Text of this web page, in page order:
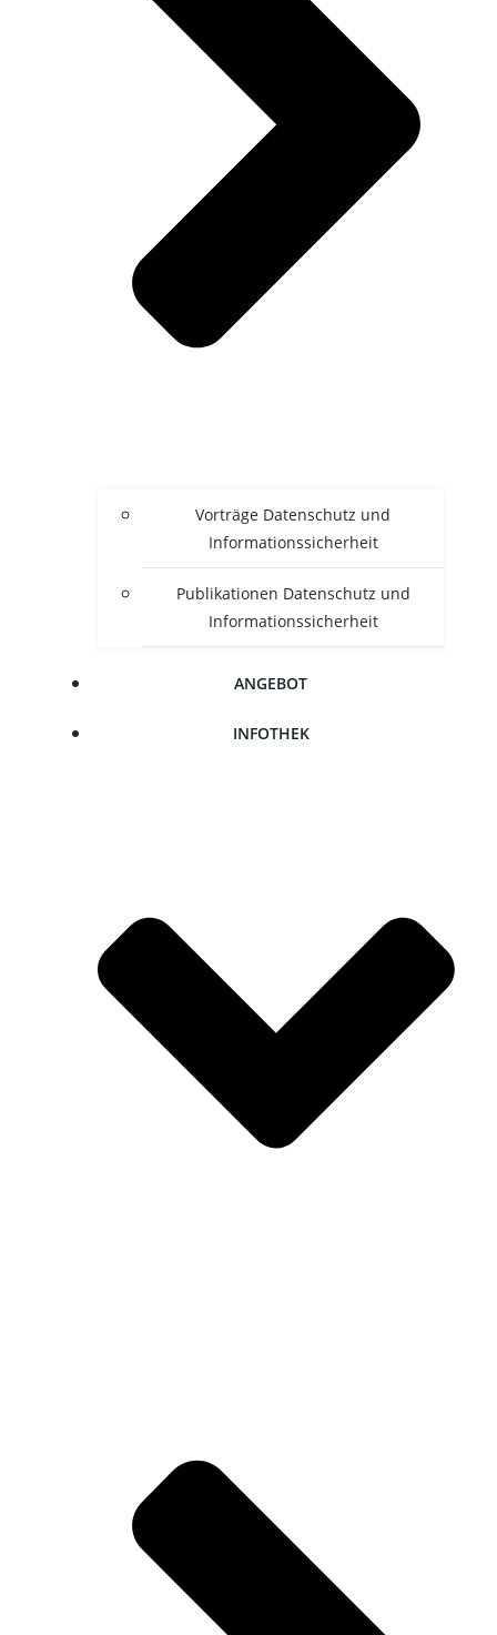
Vor­trä­ge Daten­schutz und
Informationssicherheit
Publi­ka­tio­nen Daten­schutz und
Informationssicherheit
ANGE­BOT
INFO­THEK